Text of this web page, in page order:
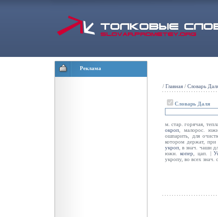
Реклама
/ Главная / Словарь
Словарь Даля
м. стар. горячая,
окроп , малорос.
ошпарить, для
котором держат,
укроп , в знач. чаши
южн. копер , цап. |
укропу, во всех знач.